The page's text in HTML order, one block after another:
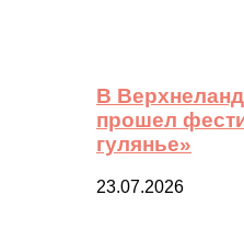
В
прошел
гулянье»
23.07.2026